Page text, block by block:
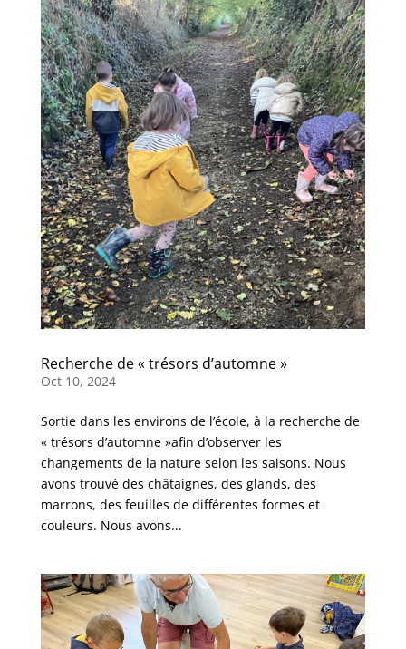
Recherche de « trésors d’automne »
Oct 10, 2024
Sortie dans les environs de l’école, à la recherche de
« trésors d’automne »afin d’observer les
changements de la nature selon les saisons. Nous
avons trouvé des châtaignes, des glands, des
marrons, des feuilles de différentes formes et
couleurs. Nous avons...